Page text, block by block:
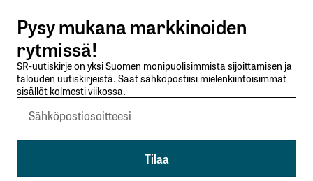
Lähetä kommentti
Pysy mukana markkinoiden
rytmissä!
SR-uutiskirje on yksi Suomen monipuolisimmista sijoittamisen ja
talouden uutiskirjeistä. Saat sähköpostiisi mielenkiintoisimmat
sisällöt kolmesti viikossa.